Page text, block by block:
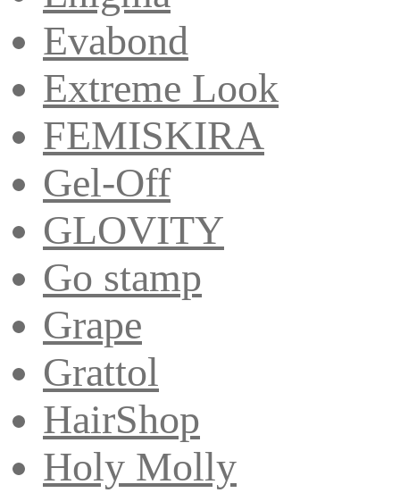
Evabond
Extreme Look
FEMISKIRA
Gel-Off
GLOVITY
Go stamp
Grape
Grattol
HairShop
Holy Molly